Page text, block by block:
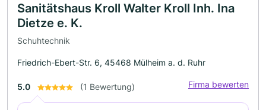
Sanitätshaus Kroll Walter Kroll Inh. Ina
Dietze e. K.
Schuhtechnik
Friedrich-Ebert-Str. 6, 45468 Mülheim a. d. Ruhr
5.0 (1 Bewertung) Firma bewerten